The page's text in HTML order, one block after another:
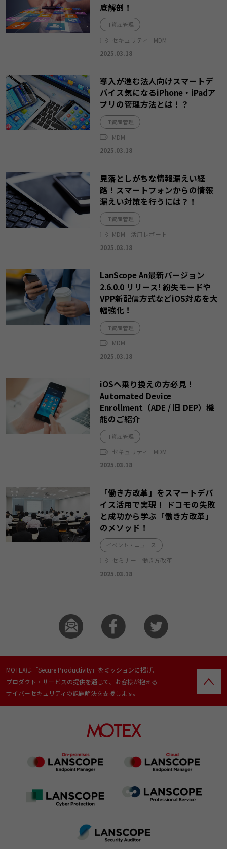
底解剖！
IT資産管理
セキュリティ
MDM
2025.03.18
導入が進む法人向けスマートデ
バイス気になるiPhone・iPadア
プリの管理方法とは！？
IT資産管理
MDM
2025.03.18
見落としがちな情報漏えい経
路！スマートフォンからの情報
漏えい対策を行うには？！
IT資産管理
MDM
活用レポート
2025.03.18
LanScope An最新バージョン
2.6.0.0 リリース! 紛失モードや
VPP新配信方式などiOS対応を大
幅強化！
IT資産管理
MDM
2025.03.18
iOSへ乗り換えの方必見！
Automated Device
Enrollment（ADE / 旧 DEP）機
能のご紹介
IT資産管理
セキュリティ
MDM
2025.03.18
「働き方改革」をスマートデバ
イス活用で実現！ ドコモの失敗
と成功から学ぶ「働き方改革」
のメソッド！
イベント・ニュース
セミナー
働き方改革
2025.03.18
MOTEXは「Secure Productivity」をミッションに掲げ、
プロダクト・サービスの提供を通じて、お客様が抱える
サイバーセキュリティの課題解決を支援します。